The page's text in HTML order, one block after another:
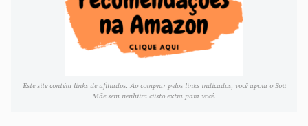
Este site contém links de afiliados. Ao comprar pelos links indicados, você apoia o Sou
Mãe sem nenhum custo extra para você.